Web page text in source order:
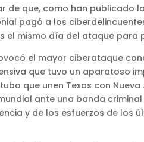
de que, como han publicado
pagó a los
el mismo día del ataque para
el mayor ciberataque
que tuvo un aparatoso
que unen Texas con
ante una banda
y de los esfuerzos de los